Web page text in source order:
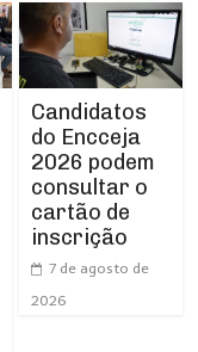
Candidatos
do Encceja
2026 podem
consultar o
cartão de
inscrição
7 de agosto de
2026